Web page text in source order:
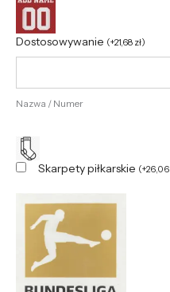
Dostosowywanie (+21,68 zł)
Nazwa / Numer
Skarpety piłkarskie (+26,06